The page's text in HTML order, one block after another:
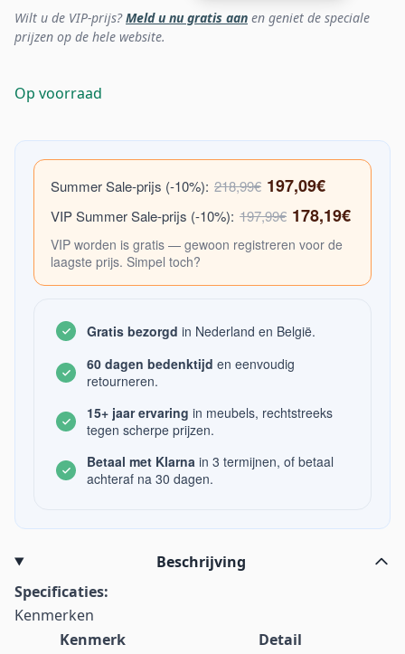
Wilt u de VIP-prijs?Meld u nu gratis aan en geniet de speciale
prijzen op de hele website.
Op voorraad
Summer Sale-prijs (-10%): 218,99€ 197,09€
VIP Summer Sale-prijs (-10%): 197,99€ 178,19€
VIP worden is gratis — gewoon registreren voor de
laagste prijs. Simpel toch?
Gratis bezorgd in Nederland en België.
60 dagen bedenktijd en eenvoudig
retourneren.
15+ jaar ervaring in meubels, rechtstreeks
tegen scherpe prijzen.
Betaal met Klarna in 3 termijnen, of betaal
achteraf na 30 dagen.
Beschrijving
Specificaties:
Kenmerken
Kenmerk
Detail